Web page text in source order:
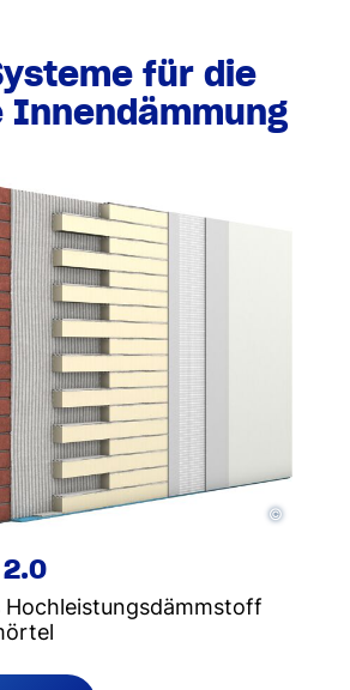
für die
Innendämmung
Hochleistungsdämmstoff
©